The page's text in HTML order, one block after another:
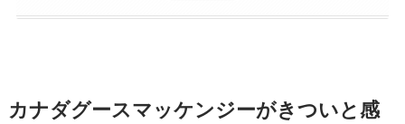
カナダグースマッケンジーがきついと感